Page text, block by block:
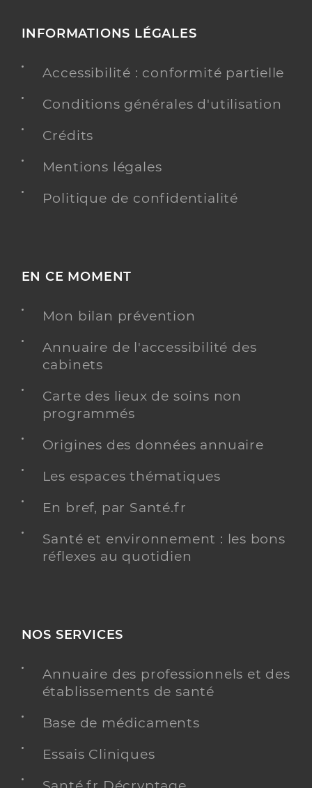
INFORMATIONS LÉGALES
Accessibilité : conformité partielle
Conditions générales d'utilisation
Crédits
Mentions légales
Politique de confidentialité
EN CE MOMENT
Mon bilan prévention
Annuaire de l'accessibilité des
cabinets
Carte des lieux de soins non
programmés
Origines des données annuaire
Les espaces thématiques
En bref, par Santé.fr
Santé et environnement : les bons
réflexes au quotidien
NOS SERVICES
Annuaire des professionnels et des
établissements de santé
Base de médicaments
Essais Cliniques